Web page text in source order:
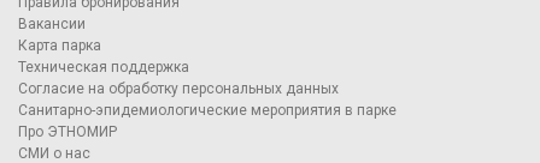
Вакансии
Карта парка
Техническая поддержка
Согласие на обработку персональных данных
Санитарно-эпидемиологические мероприятия в парке
Про ЭТНОМИР
СМИ о нас